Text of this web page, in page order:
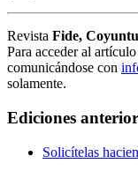
Revista Fide,
Para acceder al
comunicándose con
solamente.
Ediciones
Solicítelas